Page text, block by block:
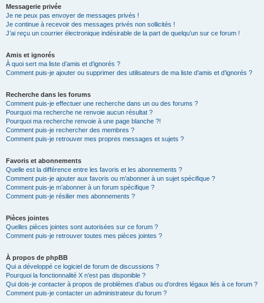
Messagerie privée
Je ne peux pas envoyer de messages privés !
Je continue à recevoir des messages privés non sollicités !
J’ai reçu un courrier électronique indésirable de la part de quelqu’un sur ce forum !
Amis et ignorés
À quoi sert ma liste d’amis et d’ignorés ?
Comment puis-je ajouter ou supprimer des utilisateurs de ma liste d’amis et d’ignorés ?
Recherche dans les forums
Comment puis-je effectuer une recherche dans un ou des forums ?
Pourquoi ma recherche ne renvoie aucun résultat ?
Pourquoi ma recherche renvoie à une page blanche ?!
Comment puis-je rechercher des membres ?
Comment puis-je retrouver mes propres messages et sujets ?
Favoris et abonnements
Quelle est la différence entre les favoris et les abonnements ?
Comment puis-je ajouter aux favoris ou m’abonner à un sujet spécifique ?
Comment puis-je m’abonner à un forum spécifique ?
Comment puis-je résilier mes abonnements ?
Pièces jointes
Quelles pièces jointes sont autorisées sur ce forum ?
Comment puis-je retrouver toutes mes pièces jointes ?
À propos de phpBB
Qui a développé ce logiciel de forum de discussions ?
Pourquoi la fonctionnalité X n’est pas disponible ?
Qui dois-je contacter à propos de problèmes d’abus ou d’ordres légaux liés à ce forum ?
Comment puis-je contacter un administrateur du forum ?